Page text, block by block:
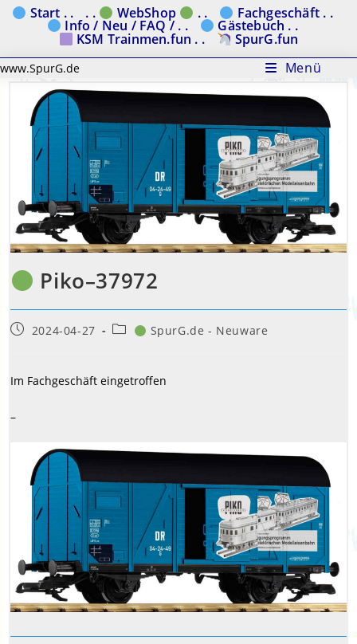
Zum Start . . . . WebShop . . Fachgeschäft . .
Info / Neu / FAQ / . . Gästebuch . .
KSM Trainmen.fun . . SpurG.fun
www.SpurG.de Menü
Piko–37972
Beitrag2024-04-27
Beitrags-SpurG.de - Neuware
Im Fachgeschäft eingetroffen
–